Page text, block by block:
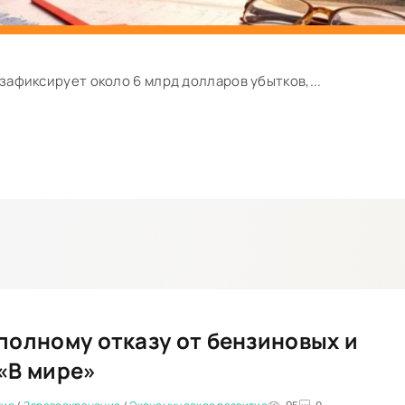
около 6 млрд долларов убытков,...
отказу от бензиновых и
мире»